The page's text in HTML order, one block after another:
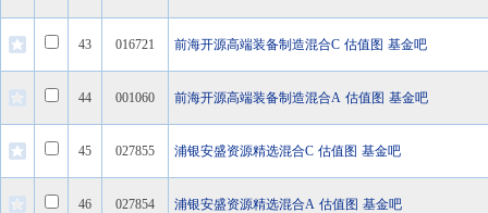
43 016721 前海开源高端装备制造混合C 估值图 基金吧
44 001060 前海开源高端装备制造混合A 估值图 基金吧
45 027855 浦银安盛资源精选混合C 估值图 基金吧
46 027854 浦银安盛资源精选混合A 估值图 基金吧